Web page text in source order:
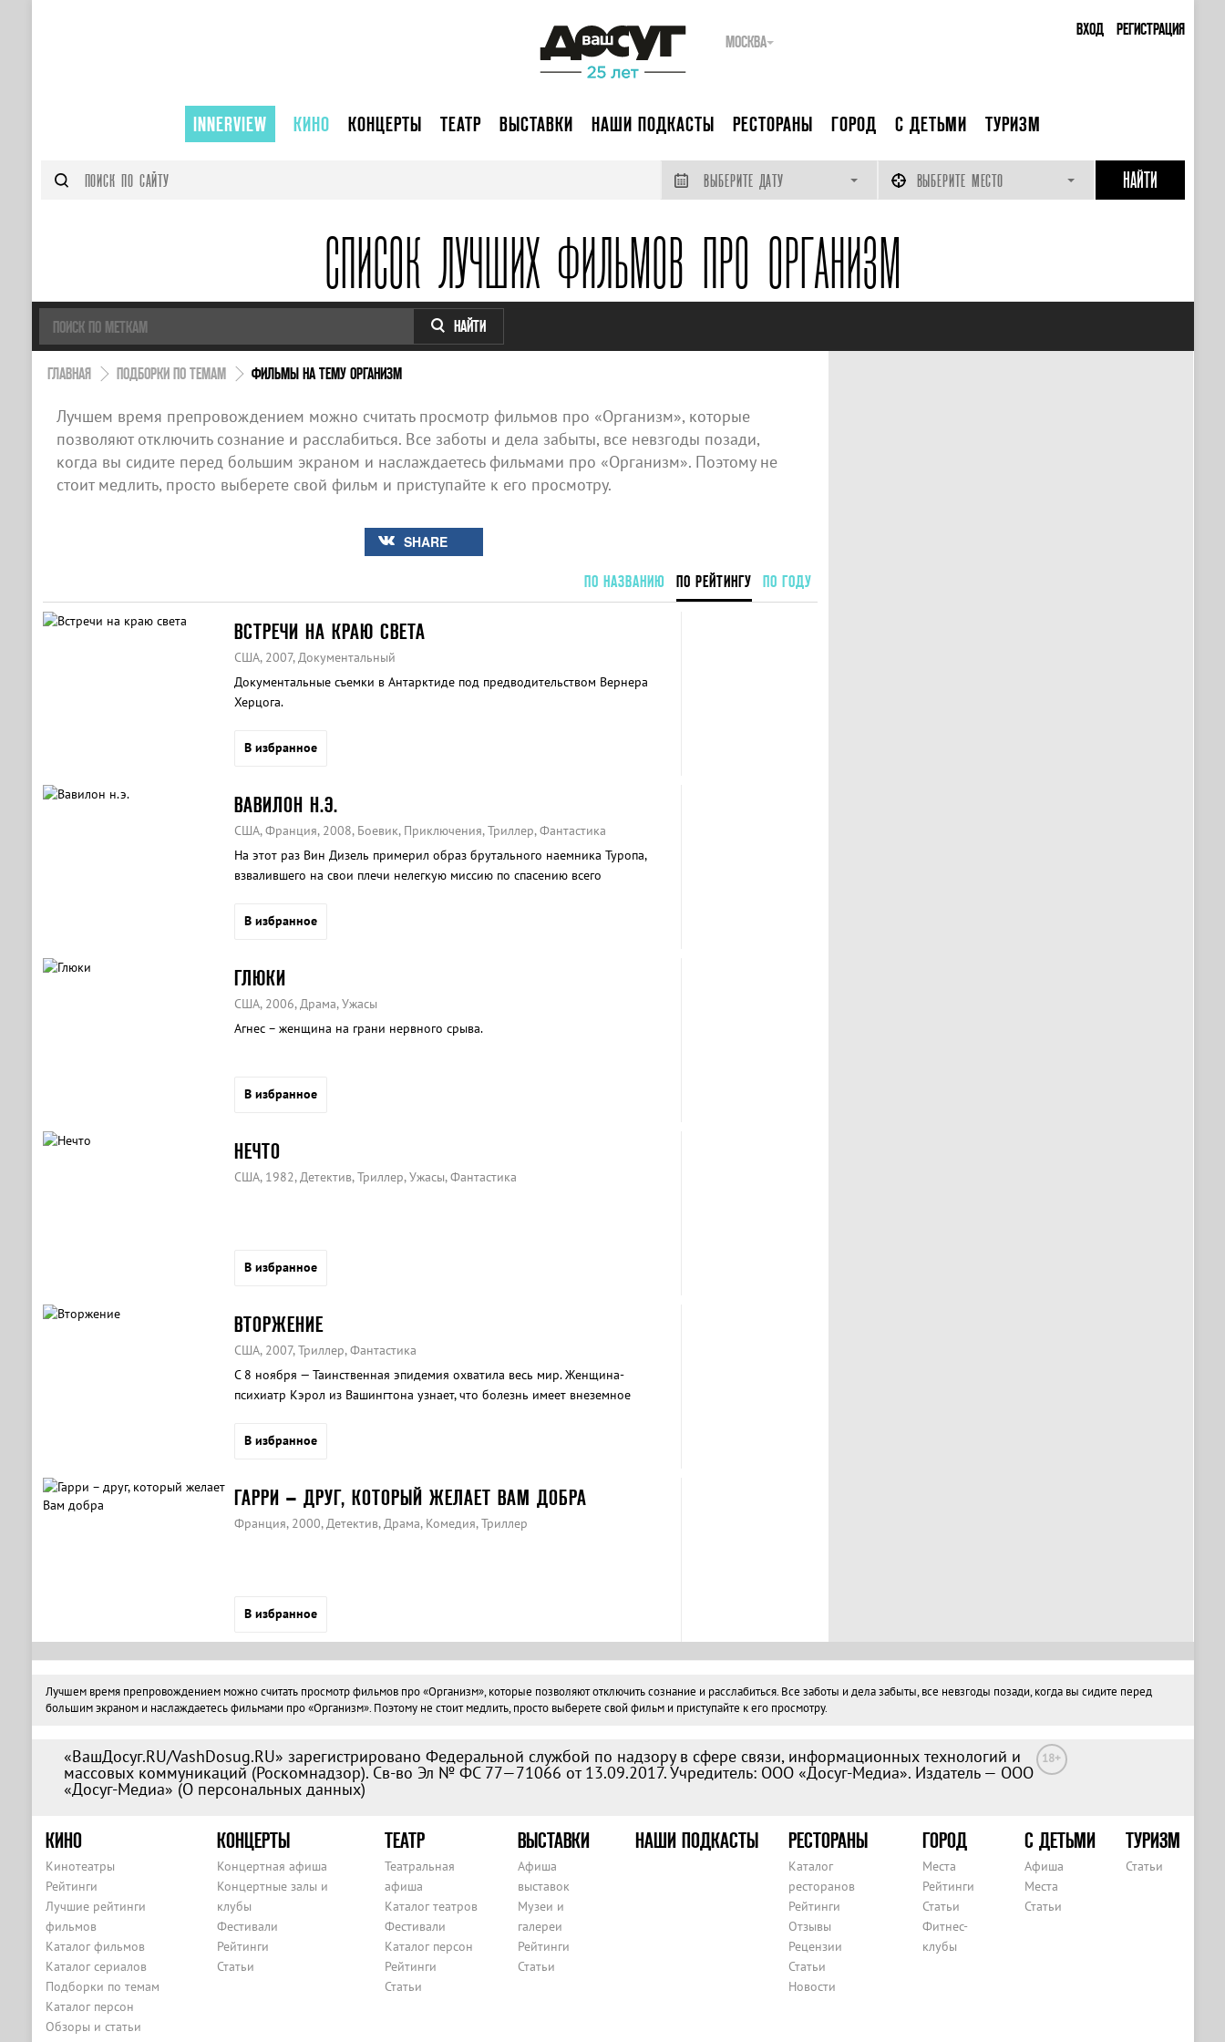
ВХОД РЕГИСТРАЦИЯ
МОСКВА
INNERVIEW КИНО КОНЦЕРТЫ ТЕАТР ВЫСТАВКИ НАШИ ПОДКАСТЫ РЕСТОРАНЫ ГОРОД С ДЕТЬМИ ТУРИЗМ
ВЫБЕРИТЕ ДАТУ ВЫБЕРИТЕ МЕСТО
СПИСОК ЛУЧШИХ ФИЛЬМОВ ПРО ОРГАНИЗМ
НАЙТИ
ГЛАВНАЯ ПОДБОРКИ ПО ТЕМАМ ФИЛЬМЫ НА ТЕМУ ОРГАНИЗМ
Лучшем время препровождением можно считать просмотр фильмов про «Организм», которые
позволяют отключить сознание и расслабиться. Все заботы и дела забыты, все невзгоды позади,
когда вы сидите перед большим экраном и наслаждаетесь фильмами про «Организм». Поэтому не
стоит медлить, просто выберете свой фильм и приступайте к его просмотру.
SHARE
ПО НАЗВАНИЮ ПО РЕЙТИНГУ ПО ГОДУ
ВСТРЕЧИ НА КРАЮ СВЕТА
США, 2007, Документальный
Документальные съемки в Антарктиде под предводительством Вернера
Херцога.
В избранное
ВАВИЛОН Н.Э.
США, Франция, 2008, Боевик, Приключения, Триллер, Фантастика
На этот раз Вин Дизель примерил образ брутального наемника Туропа,
взвалившего на свои плечи нелегкую миссию по спасению всего
В избранное
ГЛЮКИ
США, 2006, Драма, Ужасы
Агнес – женщина на грани нервного срыва.
В избранное
НЕЧТО
США, 1982, Детектив, Триллер, Ужасы, Фантастика
В избранное
ВТОРЖЕНИЕ
США, 2007, Триллер, Фантастика
С 8 ноября — Таинственная эпидемия охватила весь мир. Женщина-
психиатр Кэрол из Вашингтона узнает, что болезнь имеет внеземное
она бросает вызов инопланетному вторжению.
В избранное
ГАРРИ – ДРУГ, КОТОРЫЙ ЖЕЛАЕТ ВАМ ДОБРА
Франция, 2000, Детектив, Драма, Комедия, Триллер
В избранное
Лучшем время препровождением можно считать просмотр фильмов про «Организм», которые позволяют отключить сознание и расслабиться. Все заботы и дела забыты, все невзгоды позади, когда вы сидите перед
большим экраном и наслаждаетесь фильмами про «Организм». Поэтому не стоит медлить, просто выберете свой фильм и приступайте к его просмотру.
«ВашДосуг.RU/VashDosug.RU» зарегистрировано Федеральной службой по надзору в сфере связи, информационных технологий и
массовых коммуникаций (Роскомнадзор). Св-во Эл № ФС 77—71066 от 13.09.2017. Учредитель: ООО «Досуг-Медиа». Издатель — ООО
«Досуг-Медиа» (О персональных данных)
18+
КИНО
Кинотеатры
Рейтинги
Лучшие рейтинги
фильмов
Каталог фильмов
Каталог сериалов
Подборки по темам
Каталог персон
Обзоры и статьи
КОНЦЕРТЫ
Концертная афиша
Концертные залы и
клубы
Фестивали
Рейтинги
Статьи
ТЕАТР
Театральная
афиша
Каталог театров
Фестивали
Каталог персон
Рейтинги
Статьи
ВЫСТАВКИ
Афиша
выставок
Музеи и
галереи
Рейтинги
Статьи
НАШИ ПОДКАСТЫ РЕСТОРАНЫ
Каталог
ресторанов
Рейтинги
Отзывы
Рецензии
Статьи
Новости
ГОРОД
Места
Рейтинги
Статьи
Фитнес-
клубы
С ДЕТЬМИ
Афиша
Места
Статьи
ТУРИЗМ
Статьи